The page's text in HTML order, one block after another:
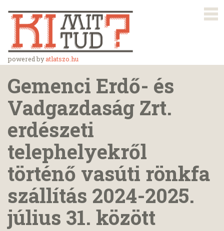
powered byatlatszo.hu
Gemenci Erdő- és
Vadgazdaság Zrt.
erdészeti
telephelyekről
történő vasúti rönkfa
szállítás 2024-2025.
július 31. között